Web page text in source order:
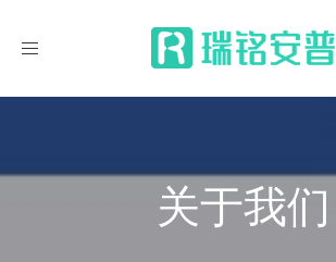
导
关于我们